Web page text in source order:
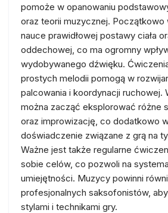
pomoże w opanowaniu
oraz teorii muzycznej. Początkowo
nauce prawidłowej postawy ciała
oddechowej, co ma ogromny
wydobywanego dźwięku.
prostych melodii pomogą w
palcowania i koordynacji ruchowej.
można zacząć eksplorować różne
oraz improwizację, co dodatkowo
doświadczenie związane z grą na
Ważne jest także regularne
sobie celów, co pozwoli na
umiejętności. Muzycy powinni
profesjonalnych saksofonistów,
stylami i technikami gry.